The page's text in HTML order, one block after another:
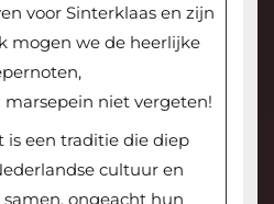
voor Sinterklaas en zijn
mogen we de heerlijke
niet vergeten!
is een traditie die diep
cultuur en
ongeacht hun